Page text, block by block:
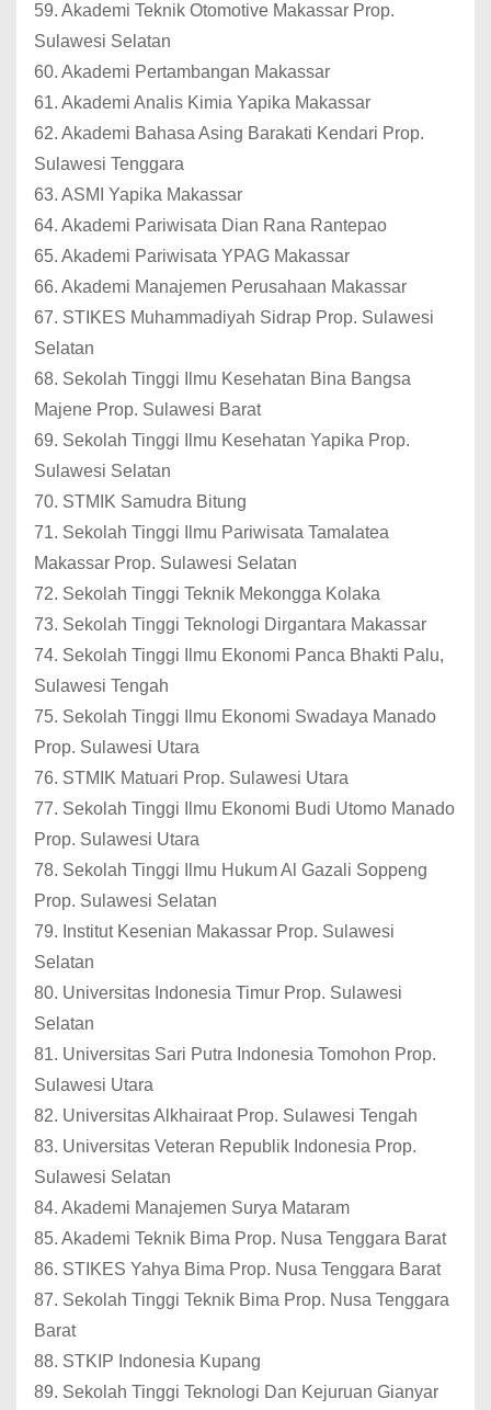
59. Akademi Teknik Otomotive Makassar Prop.
Sulawesi Selatan
60. Akademi Pertambangan Makassar
61. Akademi Analis Kimia Yapika Makassar
62. Akademi Bahasa Asing Barakati Kendari Prop.
Sulawesi Tenggara
63. ASMI Yapika Makassar
64. Akademi Pariwisata Dian Rana Rantepao
65. Akademi Pariwisata YPAG Makassar
66. Akademi Manajemen Perusahaan Makassar
67. STIKES Muhammadiyah Sidrap Prop. Sulawesi
Selatan
68. Sekolah Tinggi Ilmu Kesehatan Bina Bangsa
Majene Prop. Sulawesi Barat
69. Sekolah Tinggi Ilmu Kesehatan Yapika Prop.
Sulawesi Selatan
70. STMIK Samudra Bitung
71. Sekolah Tinggi Ilmu Pariwisata Tamalatea
Makassar Prop. Sulawesi Selatan
72. Sekolah Tinggi Teknik Mekongga Kolaka
73. Sekolah Tinggi Teknologi Dirgantara Makassar
74. Sekolah Tinggi Ilmu Ekonomi Panca Bhakti Palu,
Sulawesi Tengah
75. Sekolah Tinggi Ilmu Ekonomi Swadaya Manado
Prop. Sulawesi Utara
76. STMIK Matuari Prop. Sulawesi Utara
77. Sekolah Tinggi Ilmu Ekonomi Budi Utomo Manado
Prop. Sulawesi Utara
78. Sekolah Tinggi Ilmu Hukum Al Gazali Soppeng
Prop. Sulawesi Selatan
79. Institut Kesenian Makassar Prop. Sulawesi
Selatan
80. Universitas Indonesia Timur Prop. Sulawesi
Selatan
81. Universitas Sari Putra Indonesia Tomohon Prop.
Sulawesi Utara
82. Universitas Alkhairaat Prop. Sulawesi Tengah
83. Universitas Veteran Republik Indonesia Prop.
Sulawesi Selatan
84. Akademi Manajemen Surya Mataram
85. Akademi Teknik Bima Prop. Nusa Tenggara Barat
86. STIKES Yahya Bima Prop. Nusa Tenggara Barat
87. Sekolah Tinggi Teknik Bima Prop. Nusa Tenggara
Barat
88. STKIP Indonesia Kupang
89. Sekolah Tinggi Teknologi Dan Kejuruan Gianyar